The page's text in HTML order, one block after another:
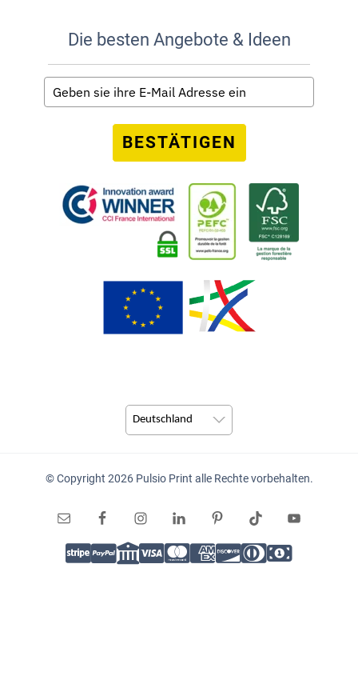
Die besten Angebote & Ideen
BESTÄTIGEN
Deutschland
© Copyright 2026 Pulsio Print alle Rechte vorbehalten.